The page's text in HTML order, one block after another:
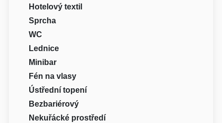
Hotelový textil
Sprcha
WC
Lednice
Minibar
Fén na vlasy
Ústřední topení
Bezbariérový
Nekuřácké prostředí